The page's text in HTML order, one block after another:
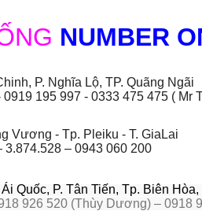
NUMBER
P. Nghĩa Lộ, TP. Quãng Ngãi
195 997 - 0333 475 475 ( Mr
Vương - Tp. Pleiku - T. GiaLai
– 0943 060 200
Quốc, P. Tân Tiến, Tp. Biên
926 520 (Thùy Dương) – 0918